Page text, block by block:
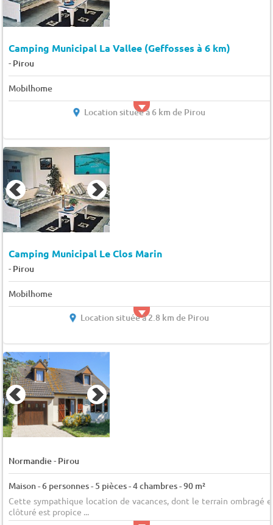
Camping Municipal La Vallee (Geffosses à 6 km)
- Pirou
Mobilhome
Location située à 6 km de Pirou
Camping Municipal Le Clos Marin
- Pirou
Mobilhome
Location située à 2.8 km de Pirou
Normandie- Pirou
Maison - 6 personnes - 5 pièces - 4 chambres - 90 m²
Cette sympathique location de vacances, dont le terrain ombragé
clôturé est propice ...